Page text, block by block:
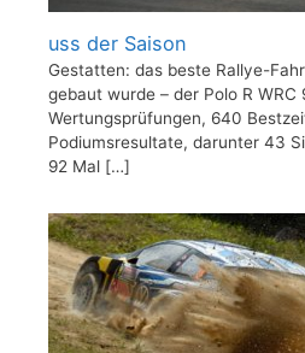
uss der Saison
Gestatten: das beste Rallye-
gebaut wurde – der Polo R WRC
Wertungsprüfungen, 640
Podiumsresultate, darunter 43
92 Mal […]